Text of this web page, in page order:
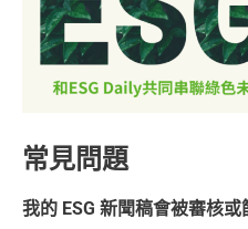
常見問題
我的 ESG 新聞稿會被審核或